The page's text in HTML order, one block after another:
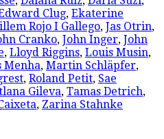
Clug, Ekaterine
Rojo I Gallego, Jas Otrin,
Cranko, John Inger, John
, Lloyd Riggins, Louis Musin,
Menha, Martin Schläpfer,
, Roland Petit, Sae
Gileva, Tamas Detrich,
, Zarina Stahnke